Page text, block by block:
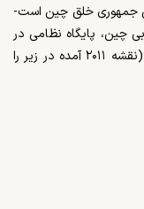
جمهوری خلق چین است-
چین، پایگاه نظامی در
گوآم، کره جنوبی، اوکیناوا، جزیره ججودو و غیره. (نقشه ۲۰۱۱ آمده در زیر را